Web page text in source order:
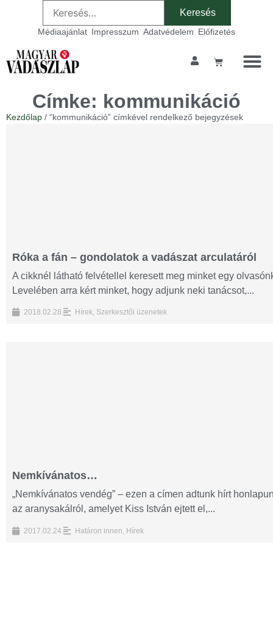
Médiaajánlat Impresszum Adatvédelem Előfizetés
Címke: kommunikáció
Kezdőlap / “kommunikáció” címkével rendelkező bejegyzések
Róka a fán – gondolatok a vadászat arculatáról
A cikknél látható felvétellel keresett meg minket egy
Levelében arra kért minket, hogy adjunk neki tanácsot,...
2018.02.28. Hírek, Szerkesztői üzenetek
Nemkívánatos…
„Nemkívánatos vendég” – ezen a címen adtunk hírt
az aranysakálról, amelyet Kiss István ejtett el,...
2017.02.24. Határon innen Hírek